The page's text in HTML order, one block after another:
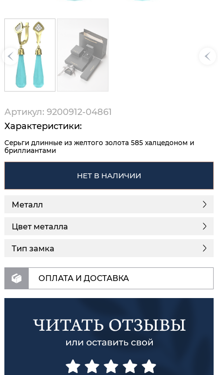
Артикул: 9200912-04861
Характеристики:
Серьги длинные из желтого золота 585 халцедоном и
бриллиантами
НЕТ В НАЛИЧИИ
Металл
Цвет металла
Тип замка
ОПЛАТА И ДОСТАВКА